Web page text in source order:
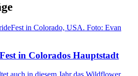
in Colorados Hauptstadt